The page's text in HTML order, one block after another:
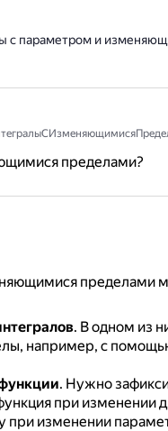
с параметром и
пределами?
пределами
. В одном из
например, с
. Нужно
при изменении
изменении